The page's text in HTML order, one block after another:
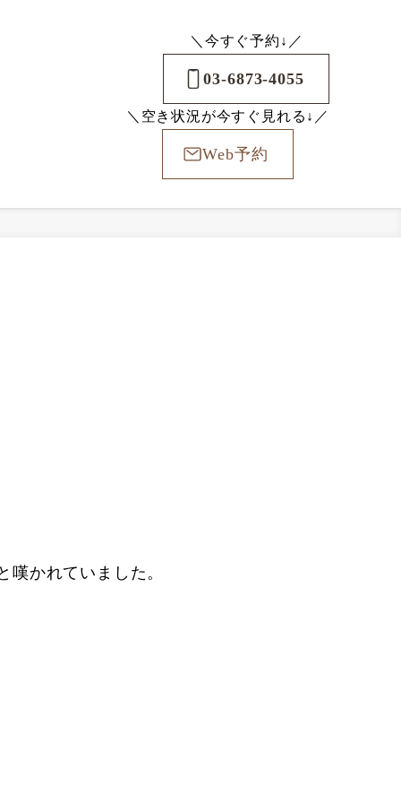
＼今すぐ予約↓／
03-6873-4055
＼空き状況が今すぐ見れる↓／
Web予約
かれていました。